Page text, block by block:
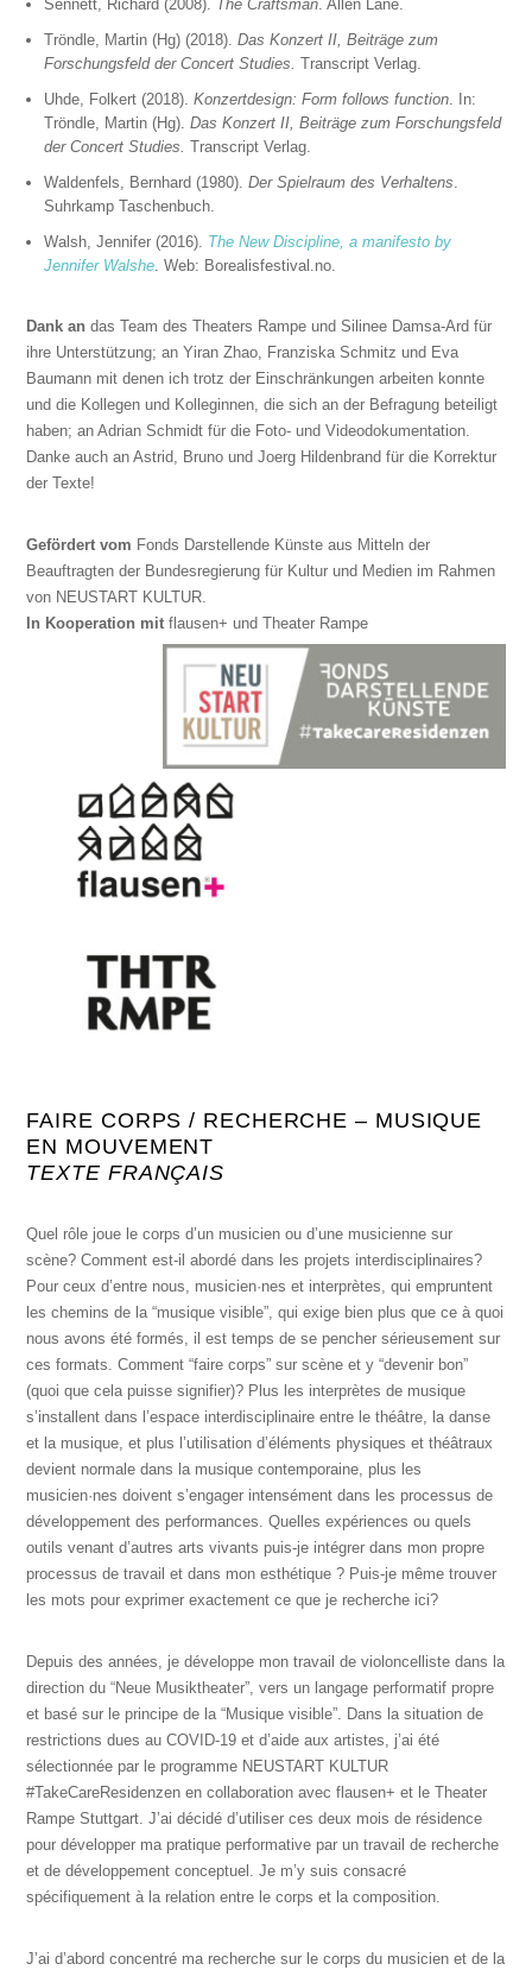
Sennett, Richard (2008). The Craftsman . Allen Lane.
Tröndle, Martin (Hg) (2018).Das Konzert II, Beiträge zum
Forschungsfeld der Concert Studies. Transcript Verlag.
Uhde, Folkert (2018).Konzertdesign: Form follows function . In:
Tröndle, Martin (Hg).Das Konzert II, Beiträge zum Forschungsfeld
der Concert Studies. Transcript Verlag.
Waldenfels, Bernhard (1980).Der Spielraum des Verhaltens
Suhrkamp Taschenbuch.
Walsh, Jennifer (2016). The New Discipline, a manifesto by
Jennifer Walshe . Web: Borealisfestival.no.
Dank an das Team des Theaters Rampe und Silinee Damsa-Ard für
ihre Unterstützung; an Yiran Zhao, Franziska Schmitz und Eva
Baumann mit denen ich trotz der Einschränkungen arbeiten konnte
und die Kollegen und Kolleginnen, die sich an der Befragung beteiligt
haben; an Adrian Schmidt für die Foto- und Videodokumentation.
Danke auch an Astrid, Bruno und Joerg Hildenbrand für die Korrektur
der Texte!
Gefördert vom Fonds Darstellende Künste aus Mitteln der
Beauftragten der Bundesregierung für Kultur und Medien im Rahmen
von NEUSTART KULTUR.
In Kooperation mit flausen+ und Theater Rampe
FAIRE CORPS / RECHERCHE – MUSIQUE
EN MOUVEMENT
TEXTE FRANÇAIS
Quel rôle joue le corps d’un musicien ou d’une musicienne sur
scène? Comment est-il abordé dans les projets interdisciplinaires?
Pour ceux d’entre nous, musicien·nes et interprètes, qui empruntent
les chemins de la “musique visible”, qui exige bien plus que ce à quoi
nous avons été formés, il est temps de se pencher sérieusement sur
ces formats. Comment “faire corps” sur scène et y “devenir bon”
(quoi que cela puisse signifier)? Plus les interprètes de musique
s’installent dans l’espace interdisciplinaire entre le théâtre, la danse
et la musique, et plus l’utilisation d’éléments physiques et théâtraux
devient normale dans la musique contemporaine, plus les
musicien·nes doivent s’engager intensément dans les processus de
développement des performances. Quelles expériences ou quels
outils venant d’autres arts vivants puis-je intégrer dans mon propre
processus de travail et dans mon esthétique ? Puis-je même trouver
les mots pour exprimer exactement ce que je recherche ici?
Depuis des années, je développe mon travail de violoncelliste dans la
direction du “Neue Musiktheater”, vers un langage performatif propre
et basé sur le principe de la “Musique visible”. Dans la situation de
restrictions dues au COVID-19 et d’aide aux artistes, j’ai été
sélectionnée par le programme NEUSTART KULTUR
#TakeCareResidenzen en collaboration avec flausen+ et le Theater
Rampe Stuttgart. J’ai décidé d’utiliser ces deux mois de résidence
pour développer ma pratique performative par un travail de recherche
et de développement conceptuel. Je m’y suis consacré
spécifiquement à la relation entre le corps et la composition.
J’ai d’abord concentré ma recherche sur le corps du musicien et de la